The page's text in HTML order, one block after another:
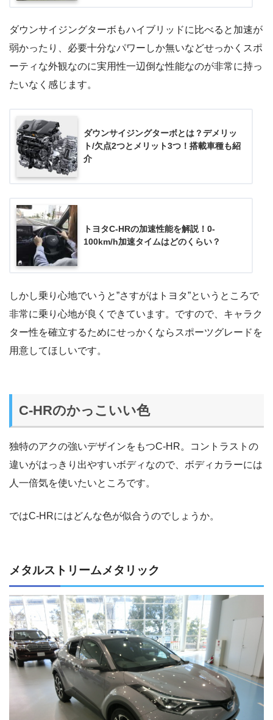
ダウンサイジングターボもハイブリッドに比べると加速が
弱かったり、必要十分なパワーしか無いなどせっかくスポ
ーティな外観なのに実用性一辺倒な性能なのが非常に持っ
たいなく感じます。
ダウンサイジングターボとは？デメリッ
ト/欠点2つとメリット3つ！搭載車種も紹
介
トヨタC-HRの加速性能を解説！0-
100km/h加速タイムはどのくらい？
しかし乗り心地でいうと”さすがはトヨタ”というところで
非常に乗り心地が良くできています。ですので、キャラク
ター性を確立するためにせっかくならスポーツグレードを
用意してほしいです。
C-HRのかっこいい色
独特のアクの強いデザインをもつC-HR。コントラストの
違いがはっきり出やすいボディなので、ボディカラーには
人一倍気を使いたいところです。
ではC-HRにはどんな色が似合うのでしょうか。
メタルストリームメタリック